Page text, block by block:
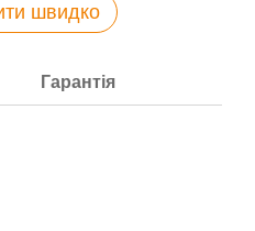
швидко
Гарантія